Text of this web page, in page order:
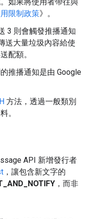
限制政策》。
3 則會觸發推播通知
送大量垃圾內容給使
配額。
推播通知是由 Google
方法，透過一般類別
。
API 新增發行者
，讓包含新文字的
，而非